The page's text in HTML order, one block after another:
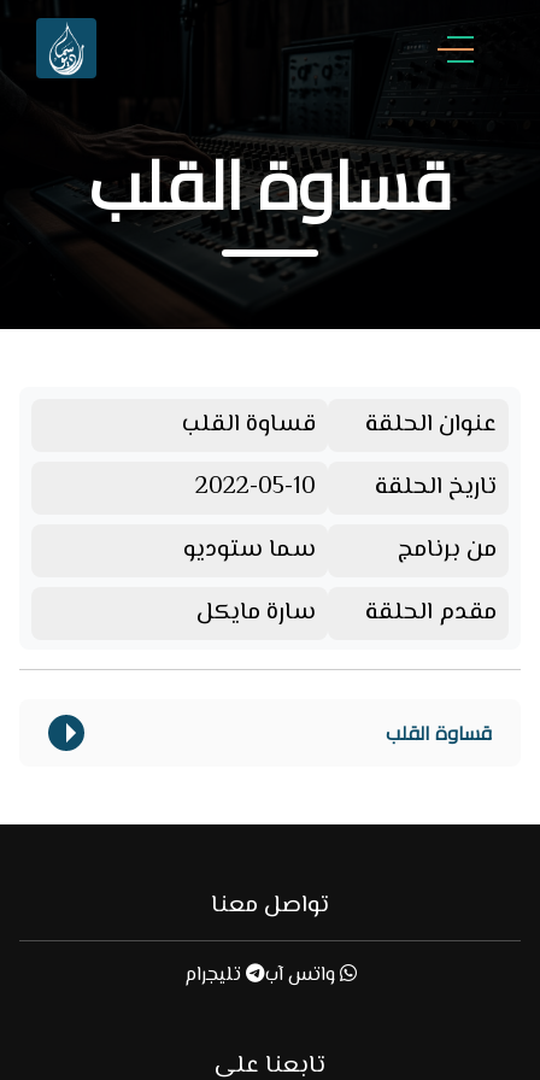
قساوة القلب
عنوان الحلقة
قساوة القلب
تاريخ الحلقة
2022-05-10
من برنامج
سما ستوديو
مقدم الحلقة
سارة مايكل
قساوة القلب
تواصل معنا
واتس آب تليجرام
تابعنا على